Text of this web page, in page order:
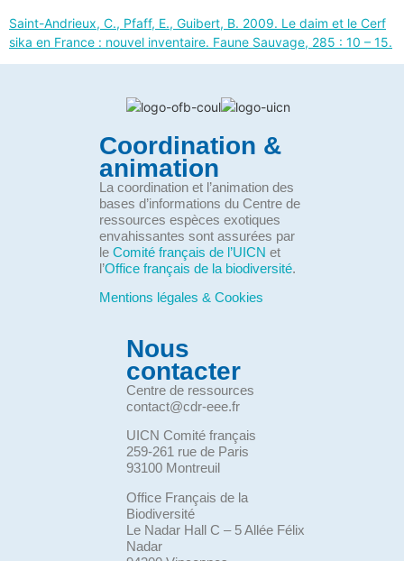
Saint-Andrieux, C., Pfaff, E., Guibert, B. 2009. Le daim et le Cerf
sika en France : nouvel inventaire. Faune Sauvage, 285 : 10 – 15.
Coordination &
animation
La coordination et l’animation des
bases d’informations du Centre de
ressources espèces exotiques
envahissantes sont assurées par
le Comité français de l’UICN et
l’Office français de la biodiversité.
Mentions légales & Cookies
Nous
contacter
Centre de ressources
contact@cdr-eee.fr
UICN Comité français
259-261 rue de Paris
93100 Montreuil
Office Français de la
Biodiversité
Le Nadar Hall C – 5 Allée Félix
Nadar